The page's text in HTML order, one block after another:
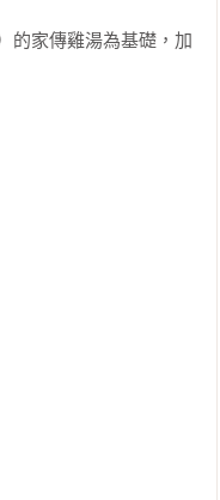
的家傳雞湯為基礎，加